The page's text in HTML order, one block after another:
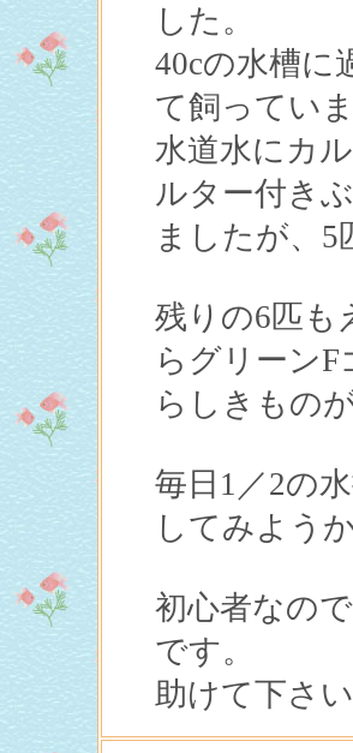
した。
40cの水槽に
て飼っていま
水道水にカ
ルター付き
ましたが、
残りの6匹も
らグリーン
らしきもの
毎日1／2の
してみよう
初心者なの
です。
助けて下さ